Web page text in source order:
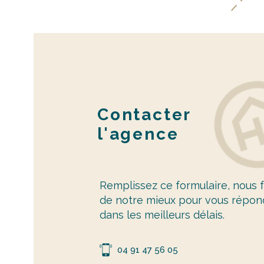
Contacter
l'agence
Remplissez ce formulaire, nous
de notre mieux pour vous
dans les meilleurs délais.
04 91 47 56 05